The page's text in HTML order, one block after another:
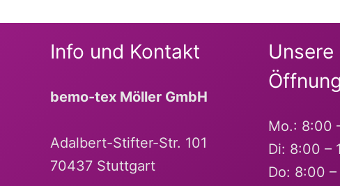
Info und Kontakt
bemo-tex Möller GmbH
Adalbert-Stifter-Str. 101
70437 Stuttgart
Unsere
Mo.: 8:00
Di: 8:00 –
Do: 8:00